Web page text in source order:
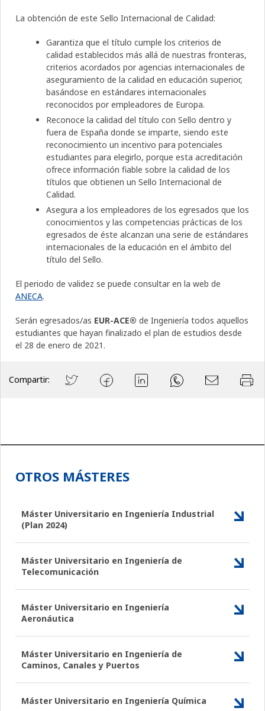
La obtención de este Sello Internacional de Calidad:
Garantiza que el título cumple los criterios de
calidad establecidos más allá de nuestras fronteras,
criterios acordados por agencias internacionales de
aseguramiento de la calidad en educación superior,
basándose en estándares internacionales
reconocidos por empleadores de Europa.
Reconoce la calidad del título con Sello dentro y
fuera de España donde se imparte, siendo este
reconocimiento un incentivo para potenciales
estudiantes para elegirlo, porque esta acreditación
ofrece información fiable sobre la calidad de los
títulos que obtienen un Sello Internacional de
Calidad.
Asegura a los empleadores de los egresados que los
conocimientos y las competencias prácticas de los
egresados de éste alcanzan una serie de estándares
internacionales de la educación en el ámbito del
título del Sello.
El periodo de validez se puede consultar en la web de
ANECA.
Serán egresados/as EUR-ACE® de Ingeniería todos aquellos
estudiantes que hayan finalizado el plan de estudios desde
el 28 de enero de 2021.
Compartir:
OTROS MÁSTERES
Máster Universitario en Ingeniería Industrial
(Plan 2024)
Máster Universitario en Ingeniería de
Telecomunicación
Máster Universitario en Ingeniería
Aeronáutica
Máster Universitario en Ingeniería de
Caminos, Canales y Puertos
Máster Universitario en Ingeniería Química